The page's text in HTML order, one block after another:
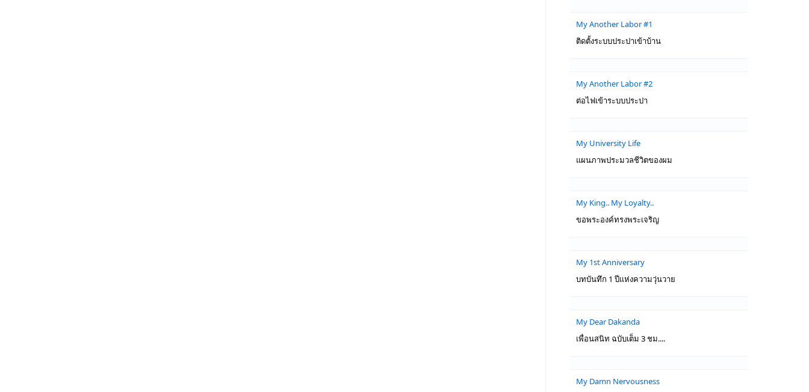
My Another Labor #1
ติดตั้งระบบประปาเข้าบ้าน
My Another Labor #2
ต่อไฟเข้าระบบประปา
My University Life
แผนภาพประมวลชีวิตของผม
My King.. My Loyalty..
ขอพระองค์ทรงพระเจริญ
My 1st Anniversary
บทบันทึก 1 ปีแห่งความวุ่นวาย
My Dear Dakanda
เพื่อนสนิท ฉบับเต็ม 3 ชม....
My Damn Nervousness